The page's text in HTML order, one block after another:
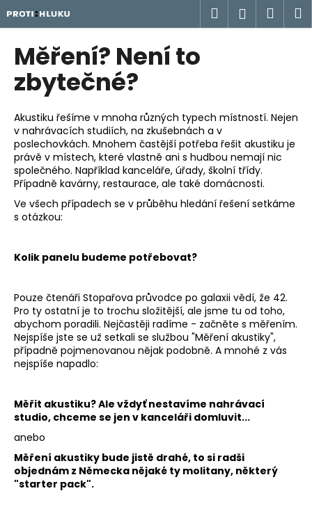
na
obsah
Hledat
Měření? Není to
zbytečné?
Akustiku řešíme v mnoha různých typech místností. Nejen
v nahrávacích studiích, na zkušebnách a v
poslechovkách. Mnohem častější potřeba řešit akustiku je
právě v místech, které vlastně ani s hudbou nemají nic
společného. Například kanceláře, úřady, školní třídy.
Případně kavárny, restaurace, ale také domácnosti.
Ve všech případech se v průběhu hledání řešení setkáme
s otázkou:
Kolik panelu budeme potřebovat?
Pouze čtenáři Stopařova průvodce po galaxii vědí, že 42.
Pro ty ostatní je to trochu složitější, ale jsme tu od toho,
abychom poradili. Nejčastěji radíme - začněte s měřením.
Nejspíše jste se už setkali se službou "Měření akustiky",
případně pojmenovanou nějak podobně. A mnohé z vás
nejspíše napadlo:
Měřit akustiku? Ale vždyť nestavíme nahrávací
studio, chceme se jen v kanceláři domluvit...
anebo
Měření akustiky bude jistě drahé, to si radši
objednám z Německa nějaké ty molitany, některý
"starter pack".
K
o
C
o
p
o
t
ř
e
b
u
e
e
n
a
j
í
?
HLEDAT